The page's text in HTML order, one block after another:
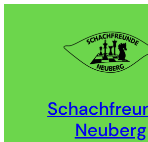
Neuberg